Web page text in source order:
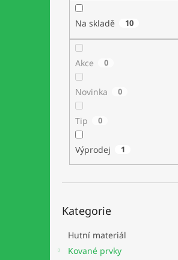
Na skladě 10
Akce 0
Novinka 0
Tip 0
Výprodej 1
kategorie
Kategorie
Hutní materiál
Kované prvky